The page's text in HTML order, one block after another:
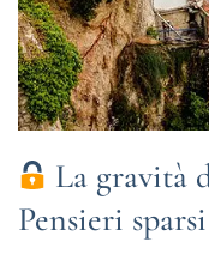
La gravità
Pensieri